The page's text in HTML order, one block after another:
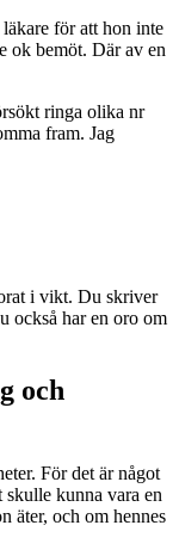
för att hon inte
ok bemöt. Där av en
ringa olika nr
fram. Jag
i vikt. Du skriver
också har en oro om
och
För det är något
kunna vara en
äter, och om hennes